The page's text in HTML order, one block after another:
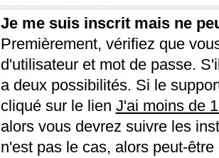
Je me suis inscrit mais ne
Premièrement, vérifiez que
d'utilisateur et mot de passe.
a deux possibilités. Si le
cliqué sur le lien J'ai moins de
alors vous devrez suivre les
n'est pas le cas, alors peut-